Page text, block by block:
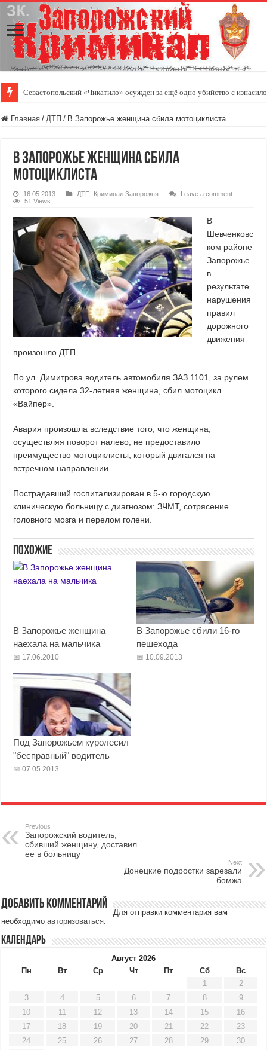
Севастопольский «Чикатило» осужден за ещё одно убийство с
Главная / ДТП / В Запорожье женщина сбила мотоциклиста
В Запорожье женщина сбила
мотоциклиста
16.05.2013 ДТП Криминал Запорожья
Leave a comment
51 Views
В
Шевченковс
ком районе
Запорожье
в
результате
нарушения
правил
дорожного
движения
произошло ДТП.
По ул. Димитрова водитель автомобиля ЗАЗ 1101, за рулем
которого сидела 32-летняя женщина, сбил мотоцикл
«Вайпер».
Авария произошла вследствие того, что женщина,
осуществляя поворот налево, не предоставило
преимущество мотоциклисты, который двигался на
встречном направлении.
Пострадавший госпитализирован в 5-ю городскую
клиническую больницу с диагнозом: ЗЧМТ, сотрясение
головного мозга и перелом голени.
Похожие
В Запорожье женщина
наехала на мальчика
17.06.2010
В Запорожье сбили 16-го
пешехода
10.09.2013
Под Запорожьем куролесил
"бесправный" водитель
07.05.2013
Previous
Запорожский водитель,
сбивший женщину, доставил
ее в больницу
Next
Донецкие подростки зарезали
бомжа
Добавить комментарий
Для отправки комментария вам
необходимоавторизоваться.
Календарь
Август 2026
Пн
Вт Ср Чт Пт Сб
Вс
1
2
3
4 5 6 7 8
9
10
11 12 13 14 15
16
17
18 19 20 21 22
23
24
25 26 27 28 29
30